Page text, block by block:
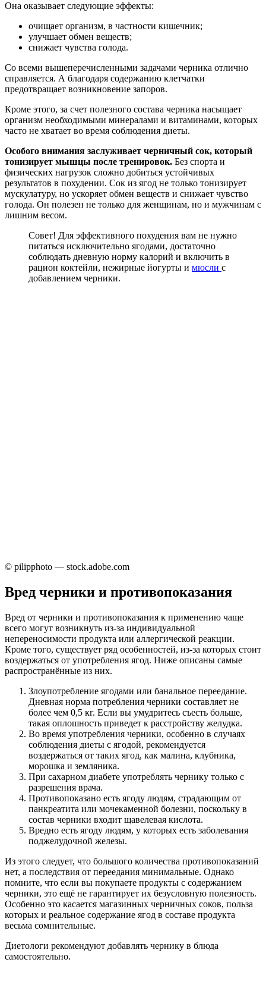
Она оказывает следующие эффекты:
очищает организм, в частности кишечник;
улучшает обмен веществ;
снижает чувства голода.
Со всеми вышеперечисленными задачами черника отлично
справляется. А благодаря содержанию клетчатки
предотвращает возникновение запоров.
Кроме этого, за счет полезного состава черника насыщает
организм необходимыми минералами и витаминами, которых
часто не хватает во время соблюдения диеты.
Особого внимания заслуживает черничный сок, который
тонизирует мышцы после тренировок. Без спорта и
физических нагрузок сложно добиться устойчивых
результатов в похудении. Сок из ягод не только тонизирует
мускулатуру, но ускоряет обмен веществ и снижает чувство
голода. Он полезен не только для женщинам, но и мужчинам с
лишним весом.
Совет! Для эффективного похудения вам не нужно
питаться исключительно ягодами, достаточно
соблюдать дневную норму калорий и включить в
рацион коктейли, нежирные йогурты и мюсли с
добавлением черники.
© pilipphoto — stock.adobe.com
Вред черники и противопоказания
Вред от черники и противопоказания к применению чаще
всего могут возникнуть из-за индивидуальной
непереносимости продукта или аллергической реакции.
Кроме того, существует ряд особенностей, из-за которых стоит
воздержаться от употребления ягод. Ниже описаны самые
распространённые из них.
Злоупотребление ягодами или банальное переедание.
Дневная норма потребления черники составляет не
более чем 0,5 кг. Если вы умудритесь съесть больше,
такая оплошность приведет к расстройству желудка.
Во время употребления черники, особенно в случаях
соблюдения диеты с ягодой, рекомендуется
воздержаться от таких ягод, как малина, клубника,
морошка и земляника.
При сахарном диабете употреблять чернику только с
разрешения врача.
Противопоказано есть ягоду людям, страдающим от
панкреатита или мочекаменной болезни, поскольку в
состав черники входит щавелевая кислота.
Вредно есть ягоду людям, у которых есть заболевания
поджелудочной железы.
Из этого следует, что большого количества противопоказаний
нет, а последствия от переедания минимальные. Однако
помните, что если вы покупаете продукты с содержанием
черники, это ещё не гарантирует их безусловную полезность.
Особенно это касается магазинных черничных соков, польза
которых и реальное содержание ягод в составе продукта
весьма сомнительные.
Диетологи рекомендуют добавлять чернику в блюда
самостоятельно.